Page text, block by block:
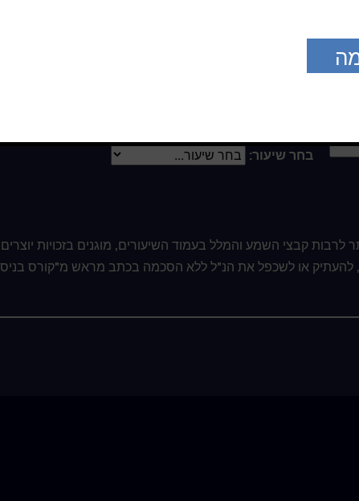
היום השתדל לזכור עד כמה חשוב לך להבין את קדושת השכל
דקה או שתיים כדי להעריך את קדושת שכלך. רחק, אפילו לזמן קצר
בחר שיעור:
לרבות קבצי השמע והמלל בעמוד השיעורים, מוגנים בזכויות
להעתיק או לשכפל את הנ"ל ללא הסכמה בכתב מראש מ"קורס